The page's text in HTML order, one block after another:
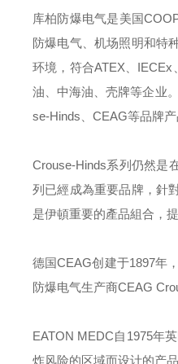
库柏防爆电气是美国
防爆电气、机场照明和特
环境，符合ATEX IECEx
油、中海油、壳牌等企业
se-Hinds
CEAG等品牌
Crouse-Hinds系列仍然是
列已經成為重要品牌，針
是伊頓重要的產品組合，
德国CEAG创建于1897年
防爆电气生产商CEAG
EATON MEDC自 1975年
炸风险的区域而设计的产品